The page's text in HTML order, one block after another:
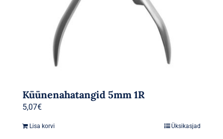
Küünenahatangid 5mm 1R
5,07€
Lisa korvi Üksikasjad